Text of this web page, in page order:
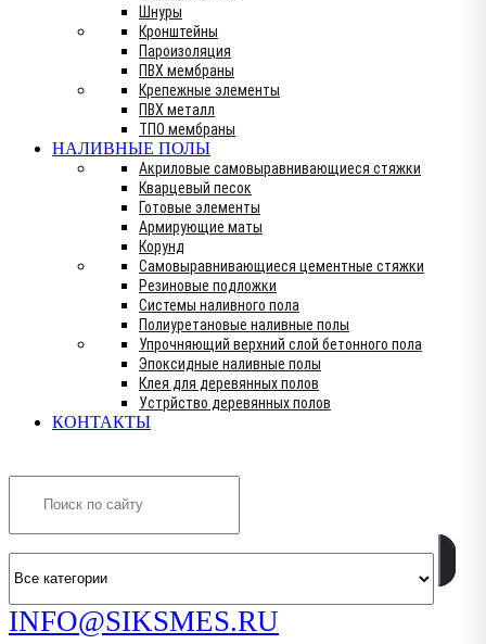
Шнуры
Кронштейны
Пароизоляция
ПВХ мембраны
Крепежные элементы
ПВХ металл
ТПО мембраны
НАЛИВНЫЕ ПОЛЫ
Акриловые самовыравнивающиеся стяжки
Кварцевый песок
Готовые элементы
Армирующие маты
Корунд
Самовыравнивающиеся цементные стяжки
Резиновые подложки
Системы наливного пола
Полиуретановые наливные полы
Упрочняющий верхний слой бетонного пола
Эпоксидные наливные полы
Клея для деревянных полов
Устрйство деревянных полов
КОНТАКТЫ
INFO@SIKSMES.RU